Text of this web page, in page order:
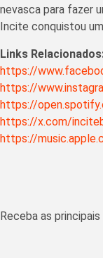
nevasca para fazer
Incite conquistou
Links
https://
https://
https://
https://x.com/
https://
Receba as